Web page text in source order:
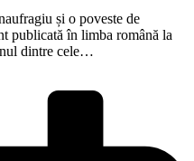
și o poveste de
publicată în limba română la
dintre cele…